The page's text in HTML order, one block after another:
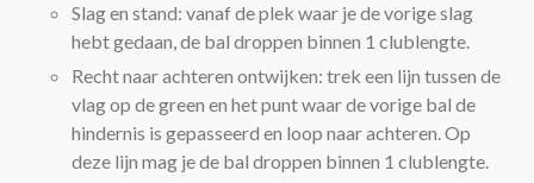
Slag en stand: vanaf de plek waar je de vorige slag
hebt gedaan, de bal droppen binnen 1 clublengte.
Recht naar achteren ontwijken: trek een lijn tussen de
vlag op de green en het punt waar de vorige bal de
hindernis is gepasseerd en loop naar achteren. Op
deze lijn mag je de bal droppen binnen 1 clublengte.